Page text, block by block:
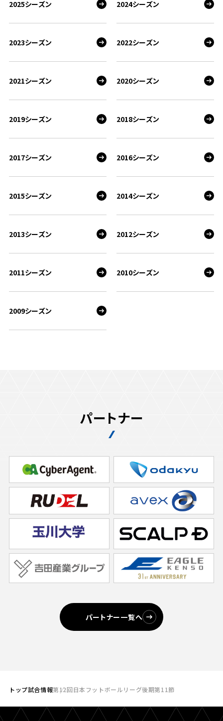
2025シーズン 2024シーズン
2023シーズン 2022シーズン
2021シーズン 2020シーズン
2019シーズン 2018シーズン
2017シーズン 2016シーズン
2015シーズン 2014シーズン
2013シーズン 2012シーズン
2011シーズン 2010シーズン
2009シーズン
パートナー
パートナー一覧へ
トップ試合情報第12回日本フットボールリーグ後期第11節